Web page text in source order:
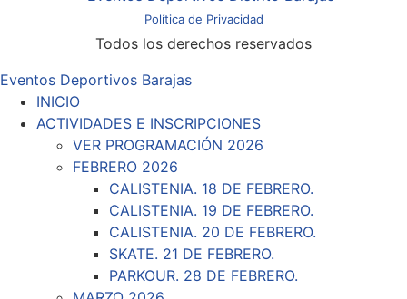
Política de Privacidad
Todos los derechos reservados
Eventos Deportivos Barajas
INICIO
ACTIVIDADES E INSCRIPCIONES
VER PROGRAMACIÓN 2026
FEBRERO 2026
CALISTENIA. 18 DE FEBRERO.
CALISTENIA. 19 DE FEBRERO.
CALISTENIA. 20 DE FEBRERO.
SKATE. 21 DE FEBRERO.
PARKOUR. 28 DE FEBRERO.